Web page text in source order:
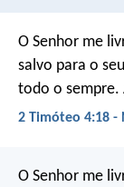
O Senhor me
salvo para o
todo o sempre.
2 Timóteo 4:18 -
O Senhor me